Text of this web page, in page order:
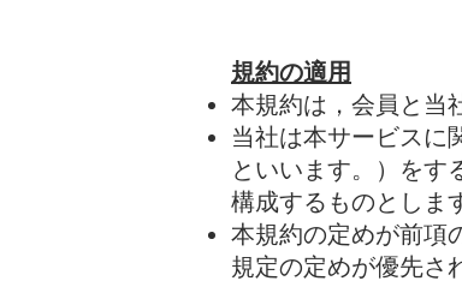
規約の適用
本規約は，会員と当
当社は本サービスに
といいます。）をす
構成するものとしま
本規約の定めが前項
規定の定めが優先さ